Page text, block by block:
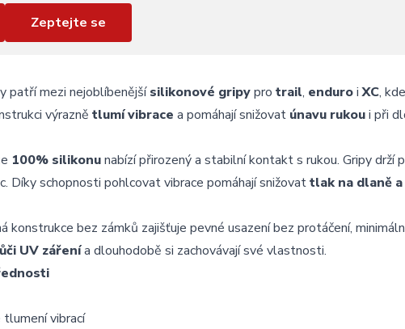
Zeptejte se
patřímezi nejoblíbenějšísilikonové gripypro trail, enduroiXC, kde
výrazně tlumívibrace a pomáhajísnižovat únavu rukoui při
100% silikonunabízípřirozenýa stabilníkontakts rukou. Gripydrží
Díkyschopnosti pohlcovatvibrace pomáhajísnižovattlak na dlaně a
konstrukce bez zámků zajišťuje pevné usazeníbez protáčení,
UV zářenía dlouhodobě si zachovávajísvé vlastnosti.
tlumenívibrací